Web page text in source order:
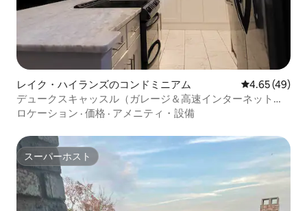
レイク・ハイランズのコンドミニアム レビュー49
4.65 (49)
デュークスキャッスル（ガレージ＆高速インターネット付
き）
ロケーション · 価格 · アメニティ・設備
スーパーホスト
スーパーホスト